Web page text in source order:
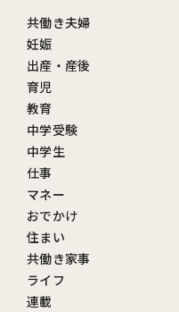
共働き夫婦
妊娠
出産・産後
育児
教育
中学受験
中学生
仕事
マネー
おでかけ
住まい
共働き家事
ライフ
連載